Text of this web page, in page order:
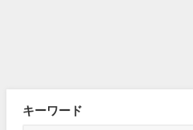
キーワード